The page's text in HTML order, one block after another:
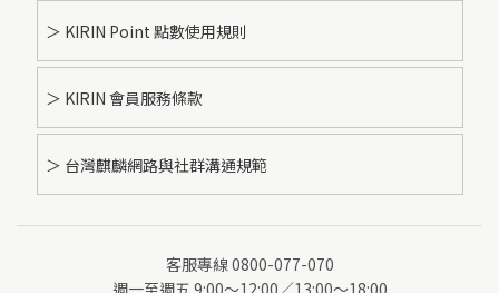
＞ KIRIN Point 點數使用規則
＞ KIRIN 會員服務條款
＞ 台灣麒麟網路與社群溝通規範
客服專線 0800-077-070